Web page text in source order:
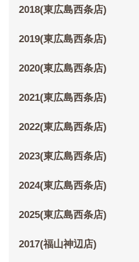
2018(東広島西条店)
2019(東広島西条店)
2020(東広島西条店)
2021(東広島西条店)
2022(東広島西条店)
2023(東広島西条店)
2024(東広島西条店)
2025(東広島西条店)
2017(福山神辺店)